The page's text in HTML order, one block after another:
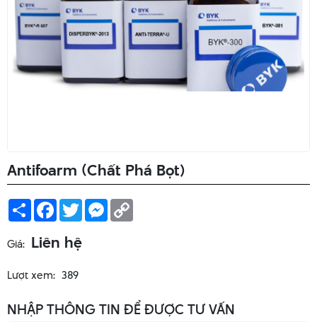
Antifoarm (Chất Phá Bọt)
ShareFacebook
TwitterMessenger
Giá: Liên hệ
Lượt xem: 389
NHẬP THÔNG TIN ĐỂ ĐƯỢC TƯ VẤN